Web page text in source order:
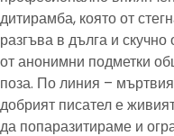
дитирамба, която от
разгъва в дълга и
от анонимни подметки
поза. По линия –
добрият писател е
да попаразитираме и